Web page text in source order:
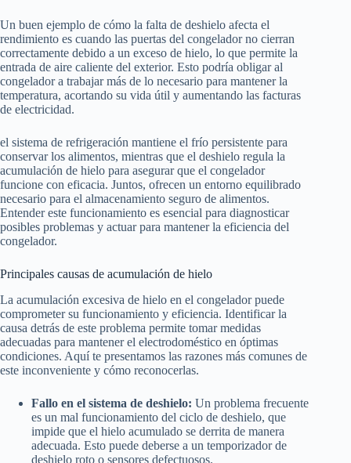
Un buen ejemplo de cómo la falta de deshielo afecta el
rendimiento es cuando las puertas del congelador no cierran
correctamente debido a un exceso de hielo, lo que permite la
entrada de aire caliente del exterior. Esto podría obligar al
congelador a trabajar más de lo necesario para mantener la
temperatura, acortando su vida útil y aumentando las facturas
de electricidad.
el sistema de refrigeración mantiene el frío persistente para
conservar los alimentos, mientras que el deshielo regula la
acumulación de hielo para asegurar que el congelador
funcione con eficacia. Juntos, ofrecen un entorno equilibrado
necesario para el almacenamiento seguro de alimentos.
Entender este funcionamiento es esencial para diagnosticar
posibles problemas y actuar para mantener la eficiencia del
congelador.
Principales causas de acumulación de hielo
La acumulación excesiva de hielo en el congelador puede
comprometer su funcionamiento y eficiencia. Identificar la
causa detrás de este problema permite tomar medidas
adecuadas para mantener el electrodoméstico en óptimas
condiciones. Aquí te presentamos las razones más comunes de
este inconveniente y cómo reconocerlas.
Fallo en el sistema de deshielo: Un problema frecuente
es un mal funcionamiento del ciclo de deshielo, que
impide que el hielo acumulado se derrita de manera
adecuada. Esto puede deberse a un temporizador de
deshielo roto o sensores defectuosos.